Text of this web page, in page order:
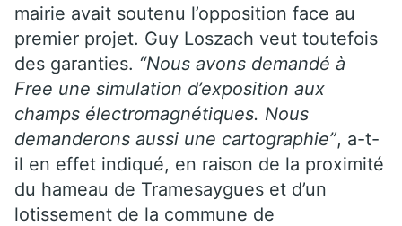
mairie avait soutenu l’opposition face au
premier projet. Guy Loszach veut toutefois
des garanties. “Nous avons demandé à
Free une simulation d’exposition aux
champs électromagnétiques. Nous
demanderons aussi une cartographie”, a-t-
il en effet indiqué, en raison de la proximité
du hameau de Tramesaygues et d’un
lotissement de la commune de